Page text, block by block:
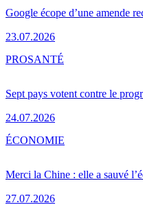
Google écope d’une amende
23.07.2026
Sept pays votent contre le
24.07.2026
PROSANTÉ
Merci la Chine : elle a sauvé
27.07.2026
ÉCONOMIE